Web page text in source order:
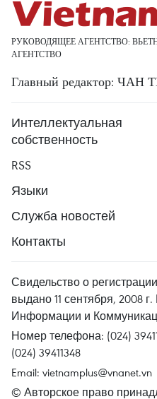
РУКОВОДЯЩЕЕ АГЕНТСТВО:
АГЕНТСТВО
Главный редактор:
Интеллектуальная
собственность
RSS
Языки
Служба новостей
Контакты
Свидельство о
выдано 11 сентября, 2008
Информации и
Номер телефона: (024)
(024) 39411348
Email: vietnamplus@vnanet.vn
© Авторское право